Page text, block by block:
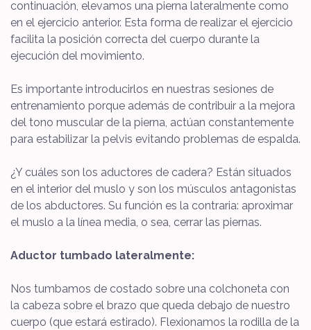
continuación, elevamos una pierna lateralmente como
en el ejercicio anterior. Esta forma de realizar el ejercicio
facilita la posición correcta del cuerpo durante la
ejecución del movimiento.
Es importante introducirlos en nuestras sesiones de
entrenamiento porque además de contribuir a la mejora
del tono muscular de la pierna, actúan constantemente
para estabilizar la pelvis evitando problemas de espalda.
¿Y cuáles son los aductores de cadera? Están situados
en el interior del muslo y son los músculos antagonistas
de los abductores. Su función es la contraria: aproximar
el muslo a la línea media, o sea, cerrar las piernas.
Aductor tumbado lateralmente:
Nos tumbamos de costado sobre una colchoneta con
la cabeza sobre el brazo que queda debajo de nuestro
cuerpo (que estará estirado). Flexionamos la rodilla de la